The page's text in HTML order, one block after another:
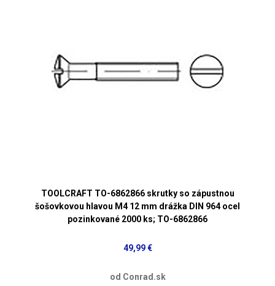
TOOLCRAFT TO-6862866 skrutky so zápustnou
šošovkovou hlavou M4 12 mm drážka DIN 964 ocel
pozinkované 2000 ks; TO-6862866
49,99 €
od Conrad.sk